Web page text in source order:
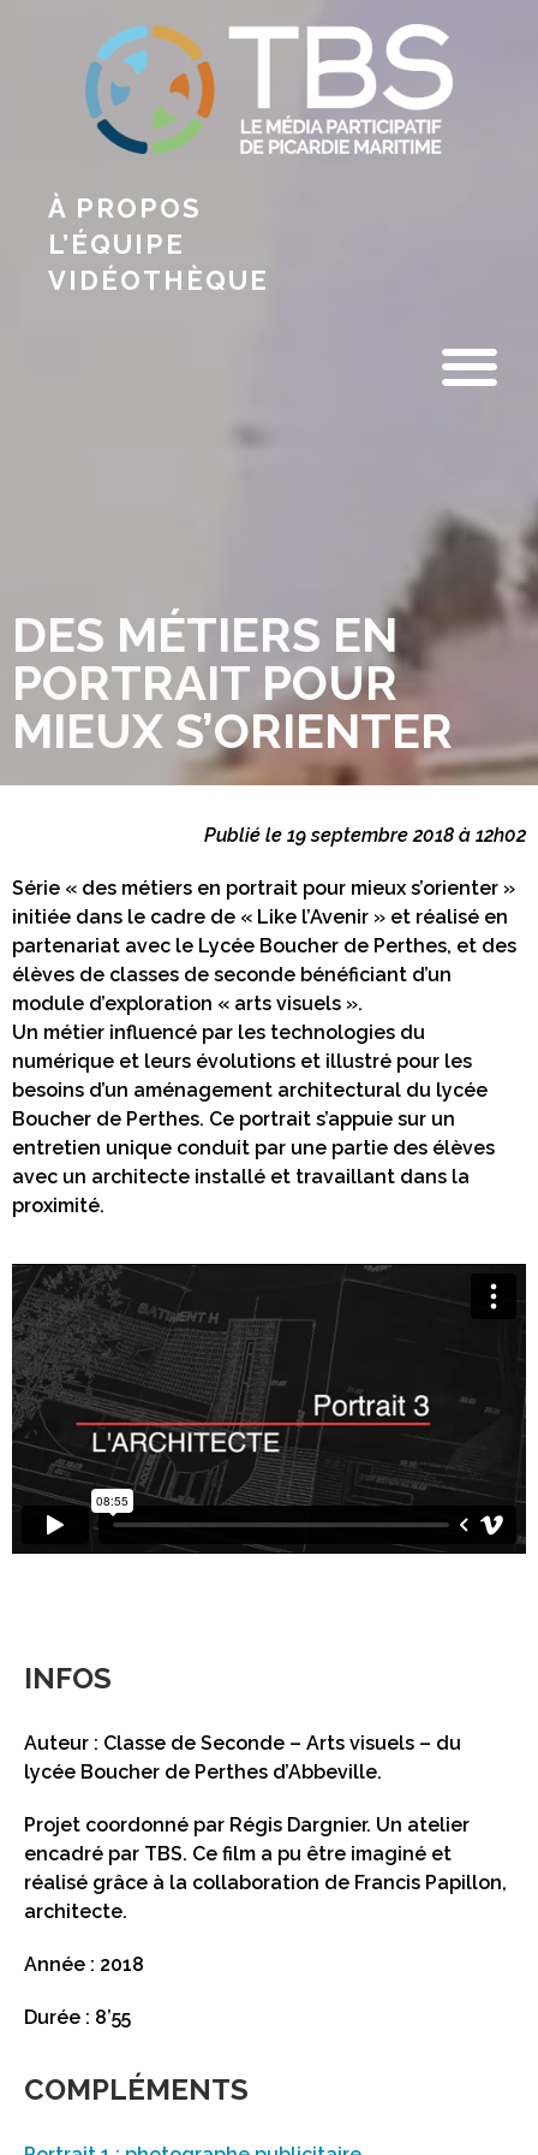
À PROPOS
L’ÉQUIPE
VIDÉOTHÈQUE
DES MÉTIERS EN
PORTRAIT POUR
MIEUX S’ORIENTER
Publié le 19 septembre 2018 à 12h02
Série « des métiers en portrait pour mieux s’orienter »
initiée dans le cadre de « Like l’Avenir » et réalisé en
partenariat avec le Lycée Boucher de Perthes, et des
élèves de classes de seconde bénéficiant d’un
module d’exploration « arts visuels ».
Un métier influencé par les technologies du
numérique et leurs évolutions et illustré pour les
besoins d’un aménagement architectural du lycée
Boucher de Perthes. Ce portrait s’appuie sur un
entretien unique conduit par une partie des élèves
avec un architecte installé et travaillant dans la
proximité.
INFOS
Auteur : Classe de Seconde – Arts visuels – du
lycée Boucher de Perthes d’Abbeville.
Projet coordonné par Régis Dargnier. Un atelier
encadré par TBS. Ce film a pu être imaginé et
réalisé grâce à la collaboration de Francis Papillon,
architecte.
Année : 2018
Durée : 8’55
COMPLÉMENTS